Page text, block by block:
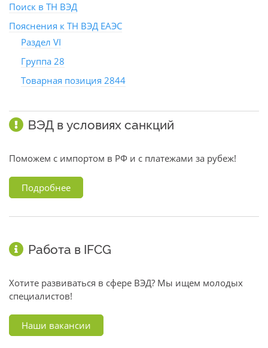
Поиск в ТН ВЭД
Пояснения к ТН ВЭД ЕАЭС
Раздел VI
Группа 28
Товарная позиция 2844
ВЭД в условиях санкций
Поможем с импортом в РФ и с платежами за рубеж!
Подробнее
Работа в IFCG
Хотите развиваться в сфере ВЭД? Мы ищем молодых
специалистов!
Наши вакансии